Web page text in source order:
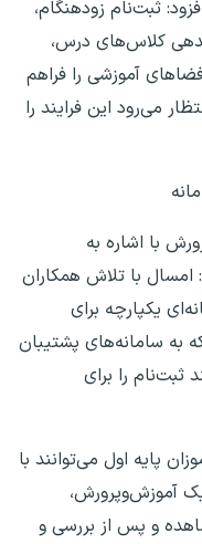
ثبت‌نام زودهنگام،
کلاس‌های درس،
آموزشی را فراهم
می‌رود این فرایند را
با اشاره به
امسال با تلاش همکاران
یکپارچه برای
به سامانه‌های پشتیبان
را برای
پایه اول می‌توانند با
آموزش‌وپرورش،
و پس از بررسی و